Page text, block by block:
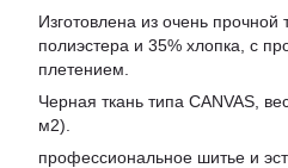
Изготовлена из очень
полиэстера и 35% хлопка, с
плетением.
Черная ткань типа CANVAS,
м2).
профессиональное шитье и